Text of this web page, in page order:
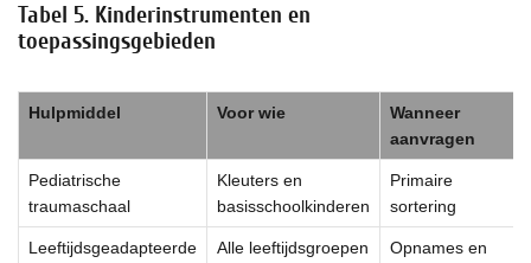
Tabel 5. Kinderinstrumenten en
toepassingsgebieden
Hulpmiddel Voor wie
Wanneer
aanvragen
Pediatrische
traumaschaal
Kleuters en
basisschoolkinderen
Primaire
sortering
Leeftijdsgeadapteerde
Alle leeftijdsgroepen
Opnames en